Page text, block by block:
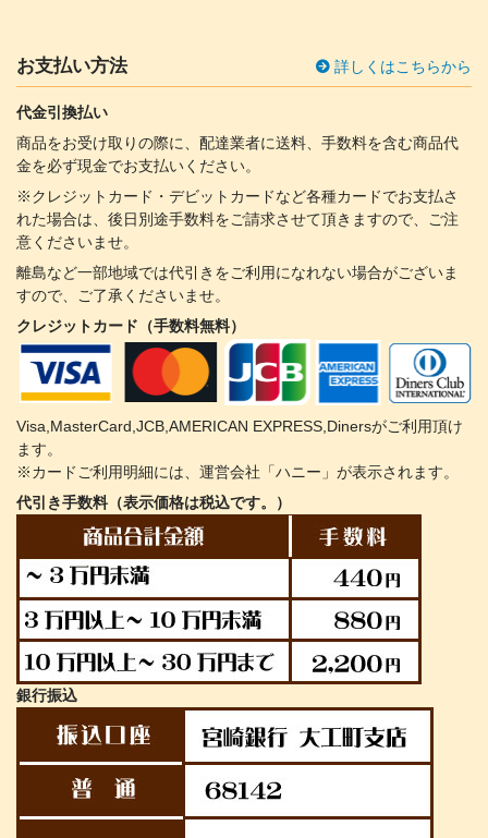
お支払い方法 詳しくはこちらから
代金引換払い
商品をお受け取りの際に、配達業者に送料、手数料を含む商品代
金を必ず現金でお支払いください。
※クレジットカード・デビットカードなど各種カードでお支払さ
れた場合は、後日別途手数料をご請求させて頂きますので、ご注
意くださいませ。
離島など一部地域では代引きをご利用になれない場合がございま
すので、ご了承くださいませ。
クレジットカード（手数料無料）
Visa,MasterCard,JCB,AMERICAN EXPRESS,Dinersがご利用頂け
ます。
※カードご利用明細には、運営会社「ハニー」が表示されます。
代引き手数料（表示価格は税込です。）
銀行振込